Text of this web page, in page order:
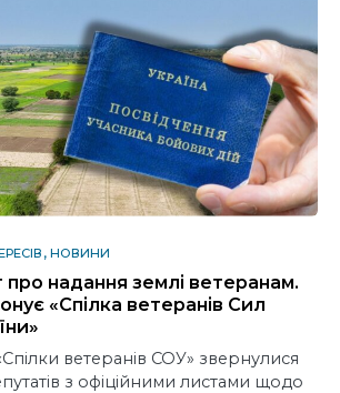
НОВИНИ
надання землі ветеранам.
«Спілка ветеранів Сил
ветеранів СОУ» звернулися
з офіційними листами щодо